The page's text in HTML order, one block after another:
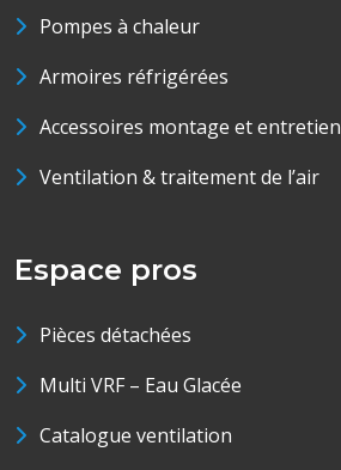
Pompes à chaleur
Armoires réfrigérées
Accessoires montage et entretien
Ventilation & traitement de l’air
Espace pros
Pièces détachées
Multi VRF – Eau Glacée
Catalogue ventilation